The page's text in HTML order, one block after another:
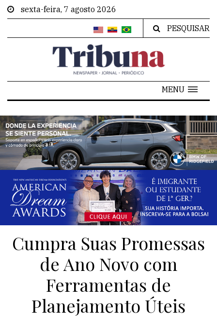
sexta-feira, 7 agosto 2026
PESQUISAR
MENU
Cumpra Suas Promessas
de Ano Novo com
Ferramentas de
Planejamento Úteis